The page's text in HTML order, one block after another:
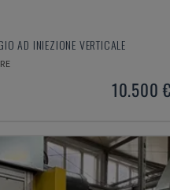
AD INIEZIONE VERTICALE
10.500